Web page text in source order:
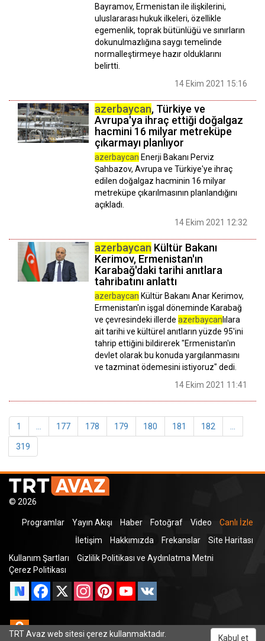
Bayramov, Ermenistan ile ilişkilerini,
uluslararası hukuk ilkeleri, özellikle
egemenlik, toprak bütünlüğü ve sınırların
dokunulmazlığına saygı temelinde
normalleştirmeye hazır olduklarını
belirtti.
14 Ekim 2021 15:16
azerbaycan, Türkiye ve
Avrupa'ya ihraç ettiği doğalgaz
hacmini 16 milyar metreküpe
çıkarmayı planlıyor
azerbaycan Enerji Bakanı Perviz
Şahbazov, Avrupa ve Türkiye'ye ihraç
edilen doğalgaz hacminin 16 milyar
metreküpe çıkarılmasının planlandığını
açıkladı.
14 Ekim 2021 12:32
azerbaycan Kültür Bakanı
Kerimov, Ermenistan'ın
Karabağ'daki tarihi anıtlara
tahribatını anlattı
azerbaycan Kültür Bakanı Anar Kerimov,
Ermenistan'ın işgal döneminde Karabağ
ve çevresindeki illerde azerbaycan lılara
ait tarihi ve kültürel anıtların yüzde 95'ini
tahrip ettiğini bildirerek "Ermenistan'ın
devlet olarak bu konuda yargılanmasını
ve tazminat ödemesini istiyoruz" dedi.
14 Ekim 2021 11:41
1 177 178 179 180 181 182
319
© 2026
Programlar Yayın Akışı Haber Fotoğraf Video
Canlı İzle
İletişim
Hakkımızda Frekanslar
Site Haritası
Kullanım Şartları
Gizlilik Politikası ve Aydınlatma Metni
Çerez Politikası
Facebook
X InstagramPinterestYouTube
Odnoklassniki
TRT Avaz web sitesi çerez kullanmaktadır.
Kabul et